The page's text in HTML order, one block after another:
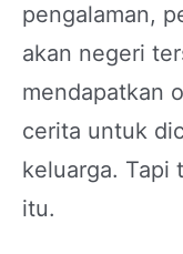
pengalaman,
akan negeri
mendapatkan
cerita untuk
keluarga. Tapi
itu.